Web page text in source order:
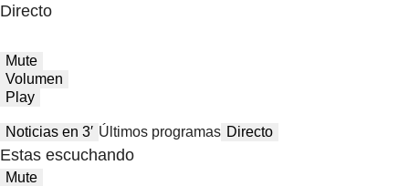
Directo
Mute
Volumen
Play
Noticias en 3′ Últimos programas Directo
Estas escuchando
Mute